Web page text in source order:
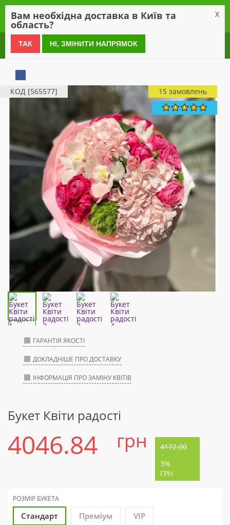
0 800 21 54 55
КОД [565577] 15 замовлень
ГАРАНТІЯ ЯКОСТІ
ДОКЛАДНІШЕ ПРО ДОСТАВКУ
ІНФОРМАЦІЯ ПРО ЗАМІНУ КВІТІВ
Букет Квіти радості
4046.84 грн 4172.00
-
3%
ГРН
РОЗМІР БУКЕТА
Стандарт Преміум VIP
Вам необхідна доставка в Київ та
область?
X
ТАК НІ, ЗМІНИТИ НАПРЯМОК